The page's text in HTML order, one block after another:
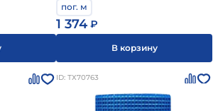
пог. м
1 374 ₽
В корзину
ID: ТХ70763